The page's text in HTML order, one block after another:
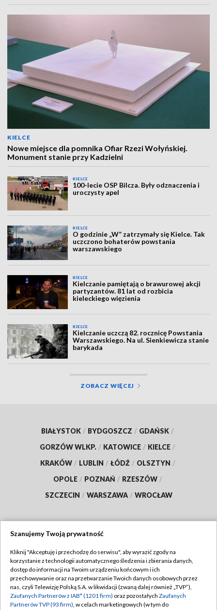
KIELCE
Nowe miejsce dla pomnika Ofiar Rzezi Wołyńskiej.
Monument stanie przy Kadzielni
KIELCE
100-lecie OSP Bilcza. Były odznaczenia i
uroczysty apel
KIELCE
O godzinie „W” zatrzymały się Kielce. Tak
uczczono bohaterów powstania
warszawskiego
KIELCE
Kielczanie pamiętają o brawurowej akcji
partyzantów. 81 lat od rozbicia
kieleckiego więzienia
KIELCE
Kielczanie uczczą 82. rocznicę Powstania
Warszawskiego. Na ul. Sienkiewicza stanie
barykada
ZOBACZ WIĘCEJ
BIAŁYSTOK / BYDGOSZCZ / GDAŃSK /
GORZÓW WLKP. / KATOWICE / KIELCE /
KRAKÓW / LUBLIN / ŁÓDŹ / OLSZTYN /
OPOLE / POZNAŃ / RZESZÓW /
SZCZECIN / WARSZAWA / WROCŁAW
TVP
Abonament TVP
Emisja w TVP
Regulamin TVP
Polityka prywatności
Szanujemy Twoją prywatność
Kliknij "Akceptuję i przechodzę do serwisu", aby wyrazić zgody na
korzystanie z technologii automatycznego śledzenia i zbierania danych,
dostęp do informacji na Twoim urządzeniu końcowym i ich
przechowywanie oraz na przetwarzanie Twoich danych osobowych przez
nas, czyli Telewizję Polską S.A. w likwidacji (zwaną dalej również „TVP”),
Zaufanych Partnerów z IAB* (1201 firm) oraz pozostałych Zaufanych
Partnerów TVP (93 firm), w celach marketingowych (w tym do